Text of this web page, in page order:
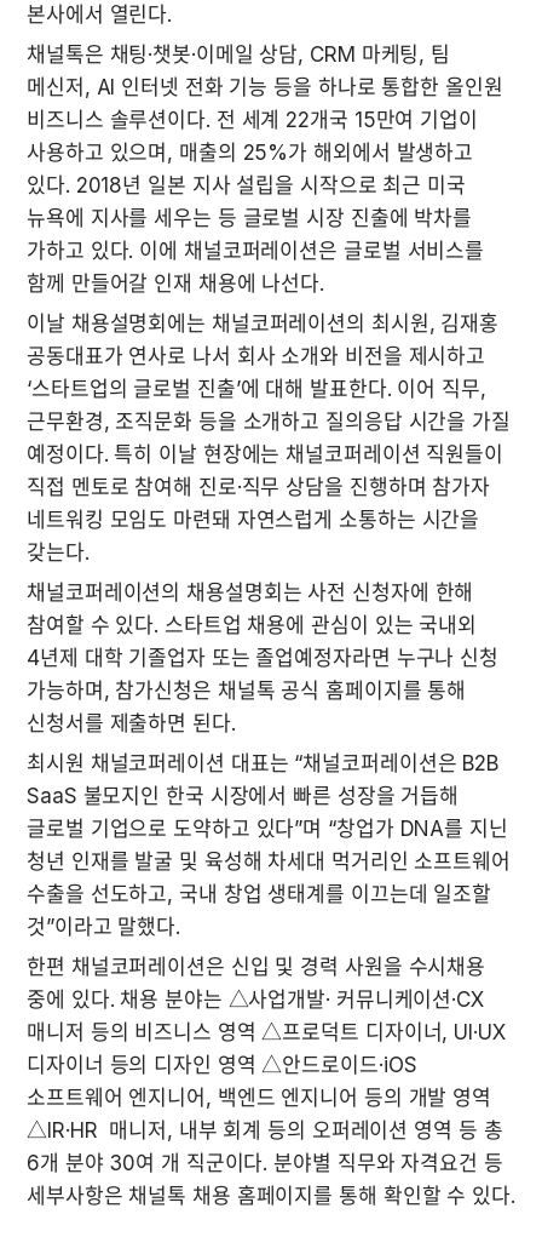
본사에서 열린다.
채널톡은 채팅·챗봇·이메일 상담, CRM 마케팅, 팀
메신저, AI 인터넷 전화 기능 등을 하나로 통합한 올인원
비즈니스 솔루션이다. 전 세계 22개국 15만여 기업이
사용하고 있으며, 매출의 25%가 해외에서 발생하고
있다. 2018년 일본 지사 설립을 시작으로 최근 미국
뉴욕에 지사를 세우는 등 글로벌 시장 진출에 박차를
가하고 있다. 이에 채널코퍼레이션은 글로벌 서비스를
함께 만들어갈 인재 채용에 나선다.
이날 채용설명회에는 채널코퍼레이션의 최시원, 김재홍
공동대표가 연사로 나서 회사 소개와 비전을 제시하고
‘스타트업의 글로벌 진출’에 대해 발표한다. 이어 직무,
근무환경, 조직문화 등을 소개하고 질의응답 시간을 가질
예정이다. 특히 이날 현장에는 채널코퍼레이션 직원들이
직접 멘토로 참여해 진로·직무 상담을 진행하며 참가자
네트워킹 모임도 마련돼 자연스럽게 소통하는 시간을
갖는다.
채널코퍼레이션의 채용설명회는 사전 신청자에 한해
참여할 수 있다. 스타트업 채용에 관심이 있는 국내외
4년제 대학 기졸업자 또는 졸업예정자라면 누구나 신청
가능하며, 참가신청은 채널톡 공식 홈페이지를 통해
신청서를 제출하면 된다.
최시원 채널코퍼레이션 대표는 “채널코퍼레이션은 B2B
SaaS 불모지인 한국 시장에서 빠른 성장을 거듭해
글로벌 기업으로 도약하고 있다”며 “창업가 DNA를 지닌
청년 인재를 발굴 및 육성해 차세대 먹거리인 소프트웨어
수출을 선도하고, 국내 창업 생태계를 이끄는데 일조할
것”이라고 말했다.
한편 채널코퍼레이션은 신입 및 경력 사원을 수시채용
중에 있다. 채용 분야는 △사업개발· 커뮤니케이션·CX
매니저 등의 비즈니스 영역 △프로덕트 디자이너, UI·UX
디자이너 등의 디자인 영역 △안드로이드·iOS
소프트웨어 엔지니어, 백엔드 엔지니어 등의 개발 영역
△IR·HR  매니저, 내부 회계 등의 오퍼레이션 영역 등 총
6개 분야 30여 개 직군이다. 분야별 직무와 자격요건 등
세부사항은 채널톡 채용 홈페이지를 통해 확인할 수 있다.